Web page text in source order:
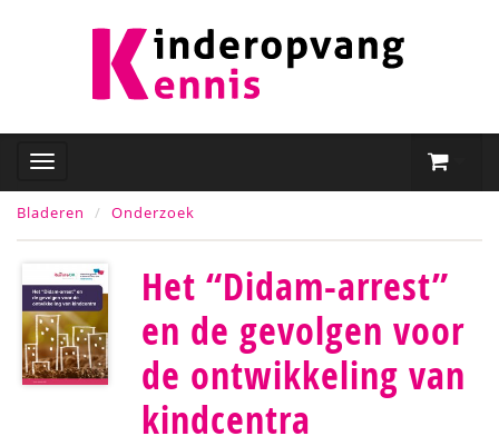
Bladeren Onderzoek
Het “Didam-arrest”
en de gevolgen voor
de ontwikkeling van
kindcentra